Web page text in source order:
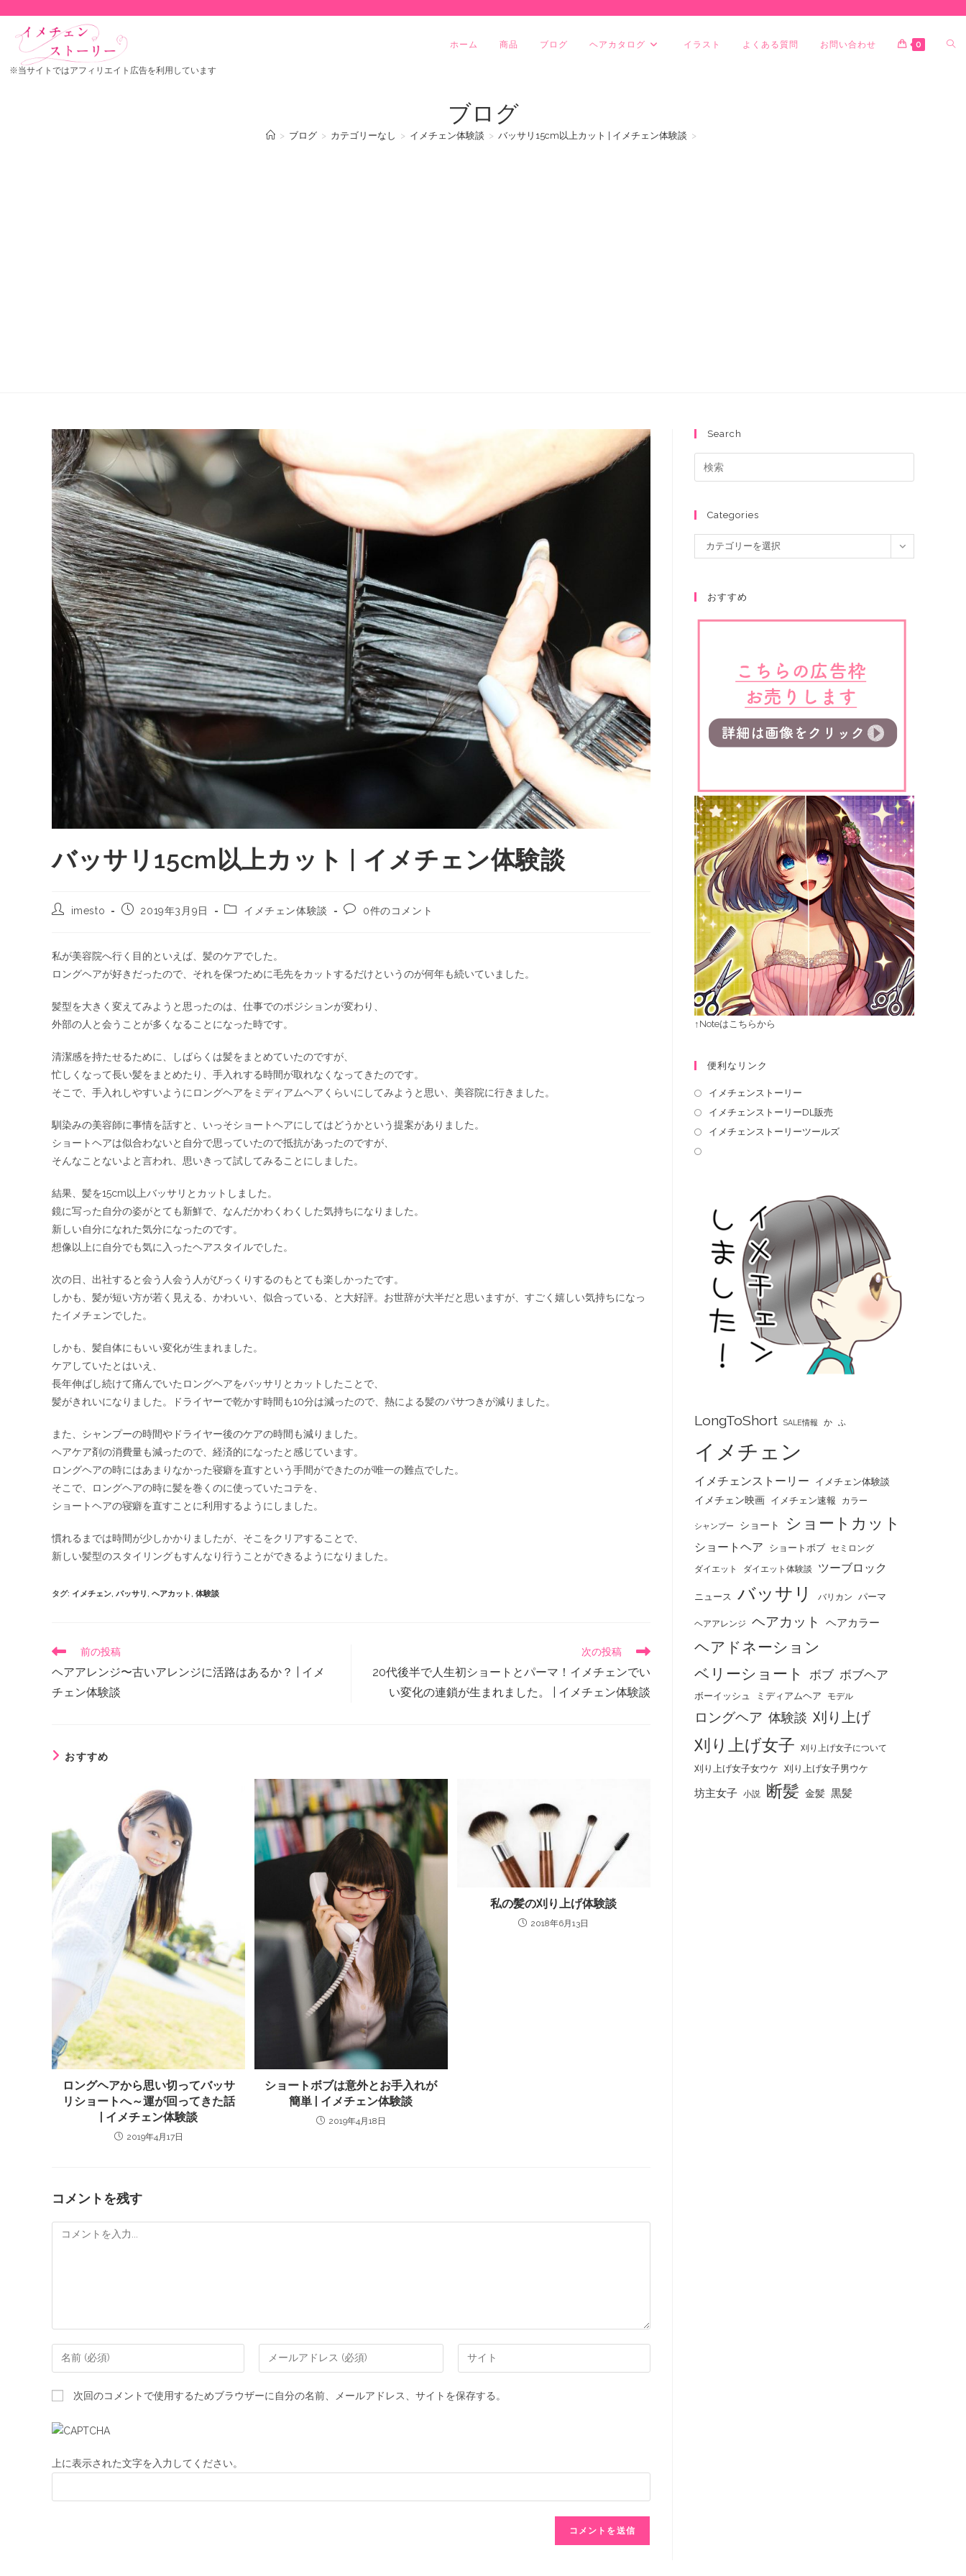
※当サイトではアフィリエイト広告を利用しています
ホーム 商品 ブログ ヘアカタログ イラスト よくある質問 お問い合わせ 0
ブログ
> ブログ > カテゴリーなし > イメチェン体験談 > バッサリ15cm以上カット | イメチェン体験談 >
バッサリ15cm以上カット | イメチェン体験談
imesto 2019年3月9日 イメチェン体験談 0件のコメント
私が美容院へ行く目的といえば、髪のケアでした。
ロングヘアが好きだったので、それを保つために毛先をカットするだけというのが何年も続いていました。
髪型を大きく変えてみようと思ったのは、仕事でのポジションが変わり、
外部の人と会うことが多くなることになった時です。
清潔感を持たせるために、しばらくは髪をまとめていたのですが、
忙しくなって長い髪をまとめたり、手入れする時間が取れなくなってきたのです。
そこで、手入れしやすいようにロングヘアをミディアムヘアくらいにしてみようと思い、美容院に行きました。
馴染みの美容師に事情を話すと、いっそショートヘアにしてはどうかという提案がありました。
ショートヘアは似合わないと自分で思っていたので抵抗があったのですが、
そんなことないよと言われ、思いきって試してみることにしました。
結果、髪を15cm以上バッサリとカットしました。
鏡に写った自分の姿がとても新鮮で、なんだかわくわくした気持ちになりました。
新しい自分になれた気分になったのです。
想像以上に自分でも気に入ったヘアスタイルでした。
次の日、出社すると会う人会う人がびっくりするのもとても楽しかったです。
しかも、髪が短い方が若く見える、かわいい、似合っている、と大好評。お世辞が大半だと思いますが、すごく嬉しい気持ちになっ
たイメチェンでした。
しかも、髪自体にもいい変化が生まれました。
ケアしていたとはいえ、
長年伸ばし続けて痛んでいたロングヘアをバッサリとカットしたことで、
髪がきれいになりました。ドライヤーで乾かす時間も10分は減ったので、熱による髪のパサつきが減りました。
また、シャンプーの時間やドライヤー後のケアの時間も減りました。
ヘアケア剤の消費量も減ったので、経済的になったと感じています。
ロングヘアの時にはあまりなかった寝癖を直すという手間ができたのが唯一の難点でした。
そこで、ロングヘアの時に髪を巻くのに使っていたコテを、
ショートヘアの寝癖を直すことに利用するようにしました。
慣れるまでは時間が少しかかりましたが、そこをクリアすることで、
新しい髪型のスタイリングもすんなり行うことができるようになりました。
タグ: イメチェン バッサリ ヘアカット 体験談
前の投稿
ヘアアレンジ〜古いアレンジに活路はあるか？ | イメ
チェン体験談
次の投稿
20代後半で人生初ショートとパーマ！イメチェンでい
い変化の連鎖が生まれました。 | イメチェン体験談
おすすめ
ロングヘアから思い切ってバッサ
リショートへ～運が回ってきた話
| イメチェン体験談
2019年4月17日
ショートボブは意外とお手入れが
簡単 | イメチェン体験談
2019年4月18日
私の髪の刈り上げ体験談
2018年6月13日
コメントを残す
次回のコメントで使用するためブラウザーに自分の名前、メールアドレス、サイトを保存する。
上に表示された文字を入力してください。
Search
Categories
カテゴリーを選択
おすすめ
↑Noteはこちらから
便利なリンク
イメチェンストーリー
イメチェンストーリーDL販売
イメチェンストーリーツールズ
LongToShort SALE情報 か ふ
イメチェン
イメチェンストーリー イメチェン体験談
イメチェン映画 イメチェン速報 カラー
シャンプー ショート ショートカット
ショートヘア ショートボブ セミロング
ダイエット ダイエット体験談 ツーブロック
ニュース バッサリ バリカン パーマ
ヘアアレンジ ヘアカット ヘアカラー
ヘアドネーション
ベリーショート
ボブ ボブヘア
ボーイッシュ ミディアムヘア モデル
ロングヘア 体験談 刈り上げ
刈り上げ女子 刈り上げ女子について
刈り上げ女子女ウケ 刈り上げ女子男ウケ
坊主女子 小説 断髪 金髪 黒髪